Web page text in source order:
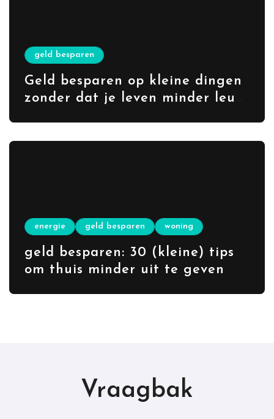
geld besparen
Geld besparen op kleine dingen
zonder dat je leven minder leuk
energie geld besparen woning
geld besparen: 30 (kleine) tips
om thuis minder uit te geven
Vraagbak